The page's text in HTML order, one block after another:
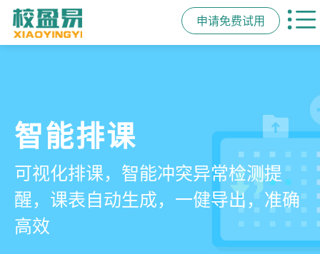
申请免费试用
管学校，用校盈易
培训机构教务管理系
统
有效提升运营管理效率45%
智能排课
可视化排课，智能冲突异常检测提
醒，课表自动生成，一健导出，准确
高效
课时统计
学员签到同步扣减课时，老师带课量
自动统计、汇总，数据清晰可查免扯
皮
家校互动
一部手机链接教师、学员、家长，沟
通互动零距离，服务贴心铸口碑促续
费